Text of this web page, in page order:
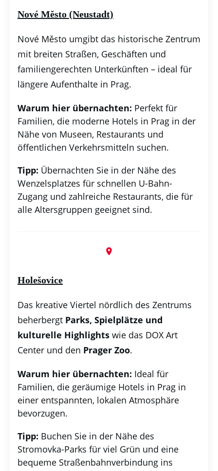
Nové Město (Neustadt)
Nové Město umgibt das historische Zentrum
mit breiten Straßen, Geschäften und
familiengerechten Unterkünften – ideal für
längere Aufenthalte in Prag.
Warum hier übernachten: Perfekt für
Familien, die moderne Hotels in Prag in der
Nähe von Museen, Restaurants und
öffentlichen Verkehrsmitteln suchen.
Tipp: Übernachten Sie in der Nähe des
Wenzelsplatzes für schnellen U-Bahn-
Zugang und zahlreiche Restaurants, die für
alle Altersgruppen geeignet sind.
Holešovice
Das kreative Viertel nördlich des Zentrums
beherbergt Parks, Spielplätze und
kulturelle Highlights wie das DOX Art
Center und den Prager Zoo.
Warum hier übernachten: Ideal für
Familien, die geräumige Hotels in Prag in
einer entspannten, lokalen Atmosphäre
bevorzugen.
Tipp: Buchen Sie in der Nähe des
Stromovka-Parks für viel Grün und eine
bequeme Straßenbahnverbindung ins